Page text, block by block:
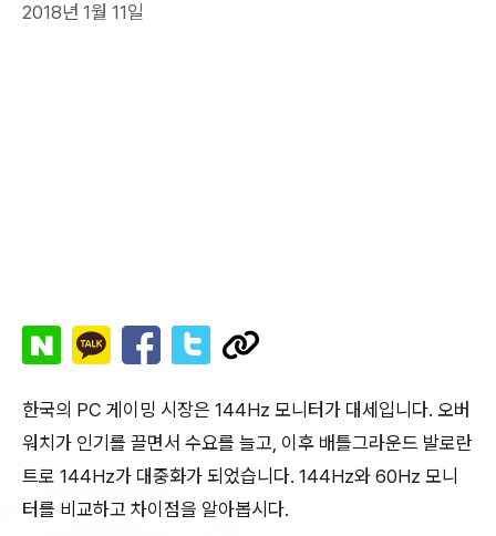
2018년 1월 11일
한국의 PC 게이밍 시장은 144Hz 모니터가 대세입니다. 오버
워치가 인기를 끌면서 수요를 늘고, 이후 배틀그라운드 발로란
트로 144Hz가 대중화가 되었습니다. 144Hz와 60Hz 모니
터를 비교하고 차이점을 알아봅시다.